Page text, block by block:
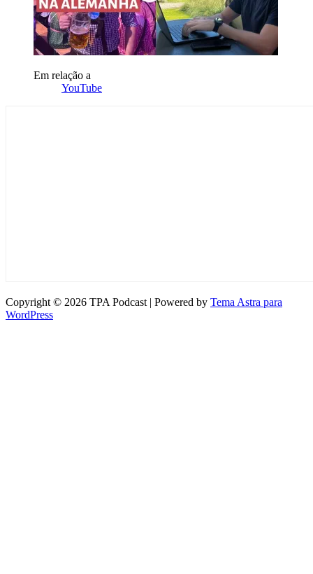
Em relação a
YouTube
Copyright © 2026 TPA Podcast | Powered by Tema Astra para
WordPress